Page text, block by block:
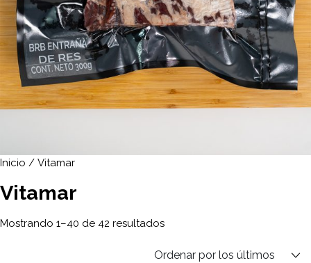
Inicio / Vitamar
Vitamar
Mostrando 1–40 de 42 resultadosOrdenado por los últimos